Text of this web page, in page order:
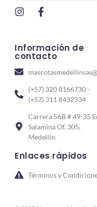
Información de
contacto
(+57) 320 8166730 -
(+57) 311 8432334
Carrera 56B # 49-35
Salamina Of. 305,
Medellín.
Enlaces rápidos
Términos y